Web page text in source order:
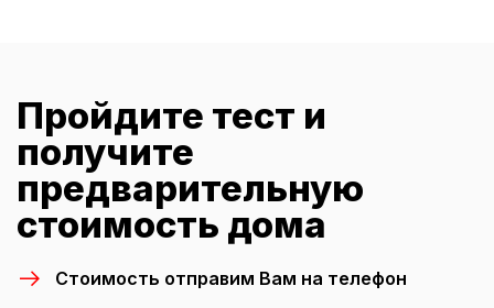
Пройдите тест и
получите
предварительную
стоимость дома
Стоимость отправим Вам на телефон